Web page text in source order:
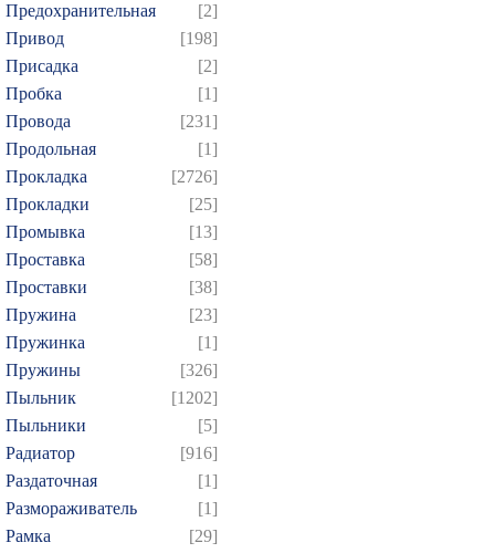
Предохранительная
[2]
Привод
[198]
Присадка
[2]
Пробка
[1]
Провода
[231]
Продольная
[1]
Прокладка
[2726]
Прокладки
[25]
Промывка
[13]
Проставка
[58]
Проставки
[38]
Пружина
[23]
Пружинка
[1]
Пружины
[326]
Пыльник
[1202]
Пыльники
[5]
Радиатор
[916]
Раздаточная
[1]
Размораживатель
[1]
Рамка
[29]